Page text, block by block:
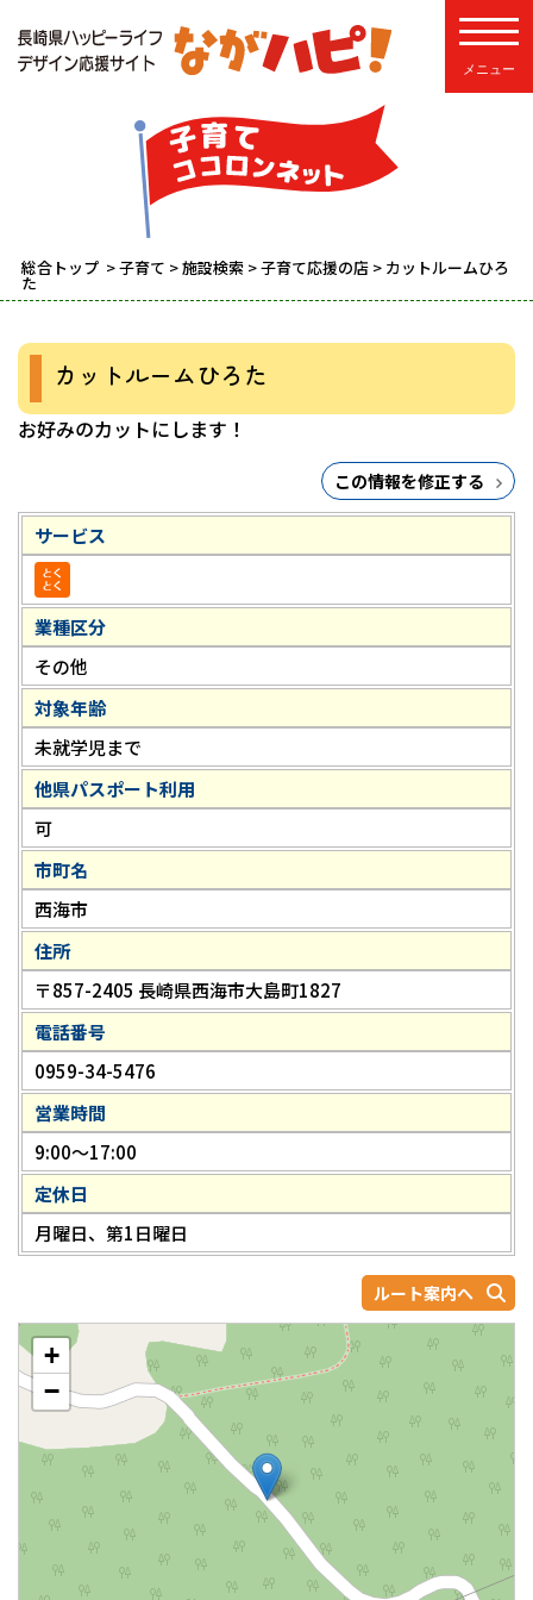
総合トップ >子育て >施設検索 >子育て応援の店 > カットルームひろ
た
カットルームひろた
お好みのカットにします！
この情報を修正する
サービス
業種区分
その他
対象年齢
未就学児まで
他県パスポート利用
可
市町名
西海市
住所
〒857-2405 長崎県西海市大島町1827
電話番号
0959-34-5476
営業時間
9:00～17:00
定休日
月曜日、第1日曜日
ルート案内へ
+
−